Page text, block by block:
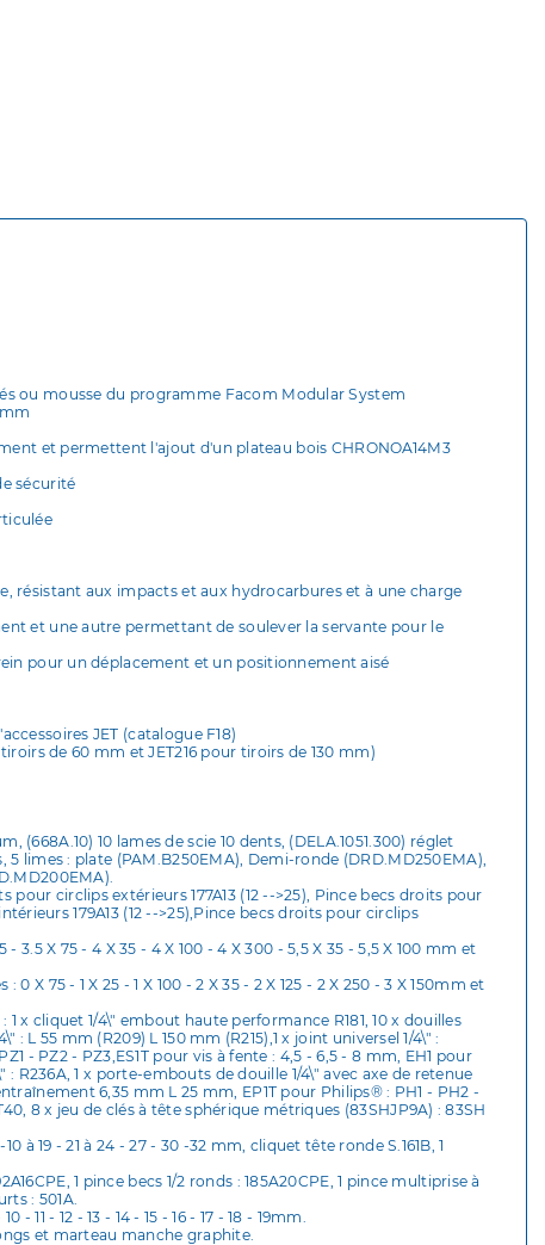
ou mousse du programme Facom Modular System
et permettent l'ajout d'un plateau bois CHRONOA14M3
sécurité
résistant aux impacts et aux hydrocarbures et à une charge
et une autre permettant de soulever la servante pour le
pour un déplacement et un positionnement aisé
JET (catalogue F18)
de 60 mm et JET216 pour tiroirs de 130 mm)
10 lames de scie 10 dents, (DELA.1051.300) réglet
limes : plate (PAM.B250EMA), Demi-ronde (DRD.MD250EMA),
circlips extérieurs 177A13 (12 -->25), Pince becs droits pour
179A13 (12 -->25),Pince becs droits pour circlips
X 75 - 4 X 35 - 4 X 100 - 4 X 300 - 5,5 X 35 - 5,5 X 100 mm et
75 - 1 X 25 - 1 X 100 - 2 X 35 - 2 X 125 - 2 X 250 - 3 X 150mm et
x cliquet 1/4\" embout haute performance R181, 10 x douilles
: L 55 mm (R209) L 150 mm (R215),1 x joint universel 1/4\" :
- PZ2 - PZ3,ES1T pour vis à fente : 4,5 - 6,5 - 8 mm, EH1 pour
R236A, 1 x porte-embouts de douille 1/4\" avec axe de retenue
6,35 mm L 25 mm, EP1T pour Philips® : PH1 - PH2 -
8 x jeu de clés à tête sphérique métriques (83SHJP9A) : 83SH
à 19 - 21 à 24 - 27 - 30 -32 mm, cliquet tête ronde S.161B, 1
1 pince becs 1/2 ronds : 185A20CPE, 1 pince multiprise à
: 501A.
- 12 - 13 - 14 - 15 - 16 - 17 - 18 - 19mm.
et marteau manche graphite.